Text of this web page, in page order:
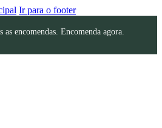
Ir para o footer
as encomendas. Encomenda agora.